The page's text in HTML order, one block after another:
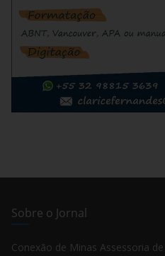
Sobre o Jornal
Conexão de Minas Assessoria